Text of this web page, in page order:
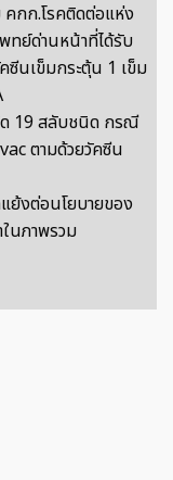
กก.โรคติดต่อแห่ง
ทย์ด่านหน้าที่ได้รับ
ซีนเข็มกระตุ้น 1 เข็ม
19 สลับชนิด กรณี
ตามด้วยวัคซีน
ย้งต่อนโยบายของ
นภาพรวม